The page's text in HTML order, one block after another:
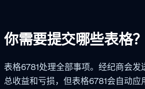
你需要提交哪些表格？
表格6781处理全部事项。经纪商会
总收益和亏损，但表格6781会自动应